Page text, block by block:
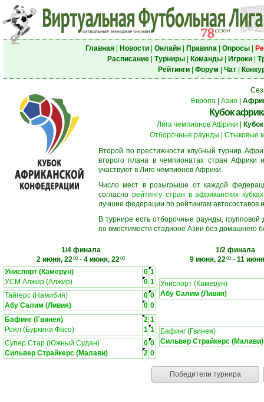
Главная| Новости| Онлайн| Правила| Опросы|
Расписание| Турниры| Команды| Игроки|
Рейтинги| Форум Чат|
Европа
Азия
Кубок
Лига чемпионов Африки
Отборочные раунды
Стыковые
Второй по престижности клубный турнир
второго плана в чемпионатах стран Африки
участвуют в Лиге чемпионов Африки.
Число мест в розыгрыше от каждой
согласно рейтингу стран в африканских кубках
лучшие федерации по рейтингам автосоставов
В турнире есть отборочные раунды,
по вместимости стадионе Азии без домашнего
1/4 финала
2 июня, 2200- 4 июня, 2200
1/2 финала
9 июня, 2200- 11
Униспорт (Камерун)
0 1
УСМ Алжир (Алжир)
0 1
Тайгерс (Намибия)
0 0
Абу Салим (Ливия)
0 0
Униспорт (Камерун)
Абу Салим (Ливия)
Бафинг (Гвинея) 2 1
Роял (Буркина Фасо)
1 1
Супер Стар (Южный Судан)
0 0
Сильвер Страйкерс (Малави)
2 0
Бафинг (Гвинея)
Сильвер Страйкерс (Малави)
Победители турнира